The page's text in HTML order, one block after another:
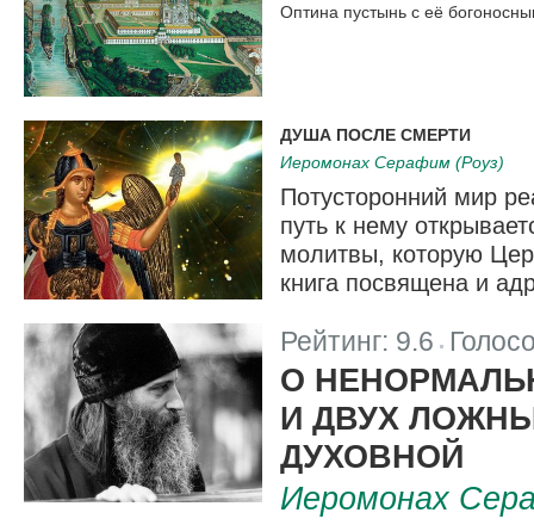
Оптина пустынь с её
ДУША ПОСЛЕ СМЕРТИ
Иеромонах Серафим (Роуз)
Потусторонний мир
путь к нему
молитвы, которую
книга посвящена и
Рейтинг: 9.6
О
И ДВУХ
ДУХОВНОЙ
Иеромонах